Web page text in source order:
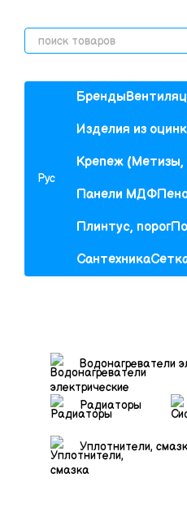
Рус
Бренды
Изделия из
Крепеж (Метизы,
Панели МДФ
Плинтус, порог
Сантехника
Водонагреватели
Радиаторы
Уплотнители,